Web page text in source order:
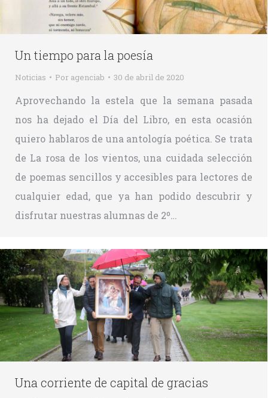
Un tiempo para la poesía
Noticias Por agenciab 30 de abril de 2020
Aprovechando la estela que la semana pasada
nos ha dejado el Día del Libro, en esta ocasión
quiero hablaros de una antología poética. Se trata
de La rosa de los vientos, una cuidada selección
de poemas sencillos y accesibles para lectores de
cualquier edad, que ya han podido descubrir y
disfrutar nuestras alumnas de 2º…
Una corriente de capital de gracias